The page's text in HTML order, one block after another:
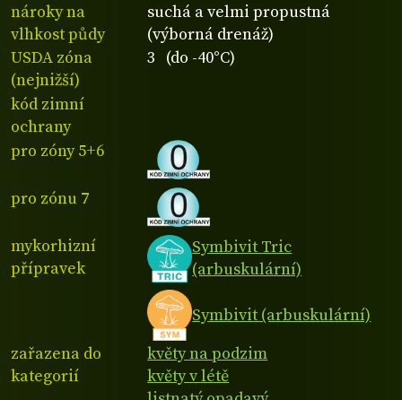
nároky na
vlhkost půdy
suchá a velmi propustná
(výborná drenáž)
USDA zóna
(nejnižší)
3 (do -40°C)
kód zimní
ochrany
pro zóny 5+6
pro zónu 7
mykorhizní
přípravek
Symbivit Tric
(arbuskulární)
Symbivit (arbuskulární)
zařazena do
kategorií
květy na podzim
květy v létě